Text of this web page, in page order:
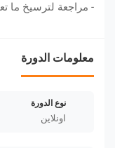
- مراجعة لترسيخ ما
معلومات الدورة
نوع الدورة
اونلاين